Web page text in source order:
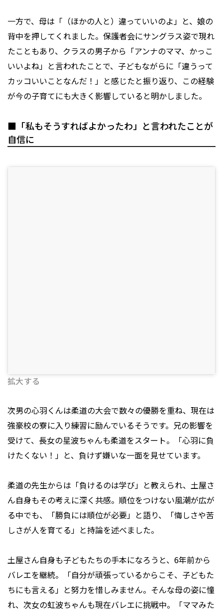
一方で、母は「（ほかの人と）違っていいのよ」と、娘の
背中を押してくれました。保護者会にサングラス姿で現れ
たこともあり、クラスの男子から「アンナのママ、かっこ
いいよね」と言われたことで、子どもながらに「違うって
カッコいいことなんだ！」と感じたと振り返り、この経験
が今の子育てにも大きく影響していると明かしました。
■「私もそうすればよかったわ」と言われたことが
自信に
拡大する
次男の心羽くんは柔道の大会で数々の優勝を重ね、現在は
強豪校の寮に入り練習に励んでいるそうです。兄の影響を
受けて、長女の星波ちゃんも柔道をスタート。「心羽に負
けたくない！」と、負けず嫌いな一面を見せています。
柔道の先生からは「負けるのは学び」と教えられ、土屋さ
ん自身もその考えに深く共感。順位をつけない風潮が広が
る中でも、「勝負には順位が必要」と語り、「悔しさや苦
しさが人を育てる」と持論を述べました。
土屋さん自身も子どもたちの手本になろうと、6年前から
バレエを継続。「自分が頑張っているからこそ、子どもた
ちにも言える」と努力を惜しみません。そんな母の姿に憧
れ、次女の虹波ちゃんも現在バレエに挑戦中。「ママみた